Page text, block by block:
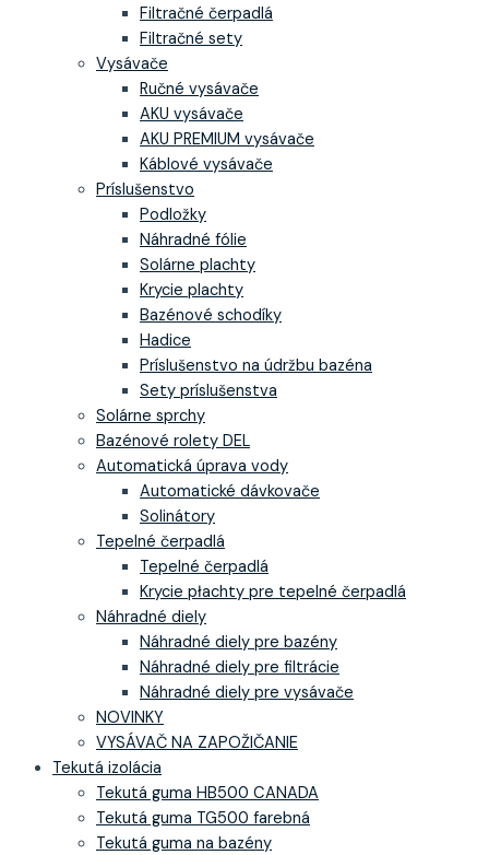
Filtračné čerpadlá
Filtračné sety
Vysávače
Ručné vysávače
AKU vysávače
AKU PREMIUM vysávače
Káblové vysávače
Príslušenstvo
Podložky
Náhradné fólie
Solárne plachty
Krycie plachty
Bazénové schodíky
Hadice
Príslušenstvo na údržbu bazéna
Sety príslušenstva
Solárne sprchy
Bazénové rolety DEL
Automatická úprava vody
Automatické dávkovače
Solinátory
Tepelné čerpadlá
Tepelné čerpadlá
Krycie płachty pre tepelné čerpadlá
Náhradné diely
Náhradné diely pre bazény
Náhradné diely pre filtrácie
Náhradné diely pre vysávače
NOVINKY
VYSÁVAČ NA ZAPOŽIČANIE
Tekutá izolácia
Tekutá guma HB500 CANADA
Tekutá guma TG500 farebná
Tekutá guma na bazény